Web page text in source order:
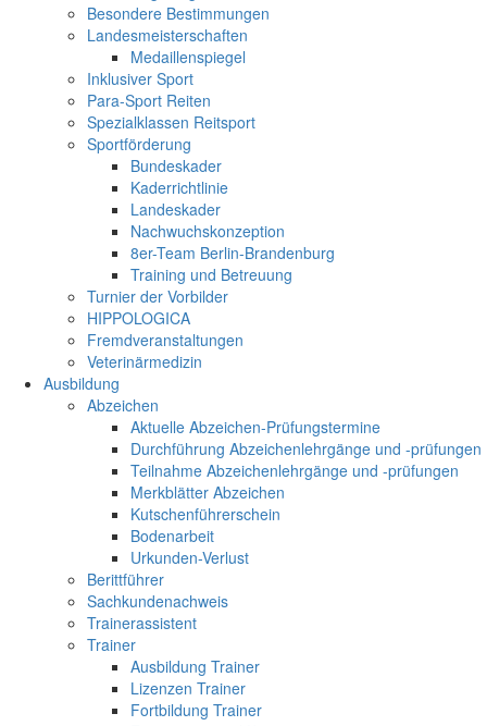
Besondere Bestimmungen
Landesmeisterschaften
Medaillenspiegel
Inklusiver Sport
Para-Sport Reiten
Spezialklassen Reitsport
Sportförderung
Bundeskader
Kaderrichtlinie
Landeskader
Nachwuchskonzeption
8er-Team Berlin-Brandenburg
Training und Betreuung
Turnier der Vorbilder
HIPPOLOGICA
Fremdveranstaltungen
Veterinärmedizin
Ausbildung
Abzeichen
Aktuelle Abzeichen-Prüfungstermine
Durchführung Abzeichenlehrgänge und -prüfungen
Teilnahme Abzeichenlehrgänge und -prüfungen
Merkblätter Abzeichen
Kutschenführerschein
Bodenarbeit
Urkunden-Verlust
Berittführer
Sachkundenachweis
Trainerassistent
Trainer
Ausbildung Trainer
Lizenzen Trainer
Fortbildung Trainer